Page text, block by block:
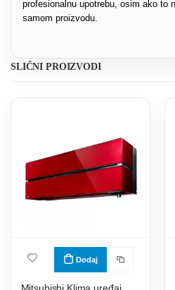
profesionalnu upotrebu, osim ako to
samom proizvodu.
SLIČNI PROIZVODI
Dodaj